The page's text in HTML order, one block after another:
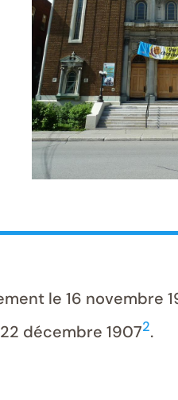
le 16 novembre
décembre 19072.